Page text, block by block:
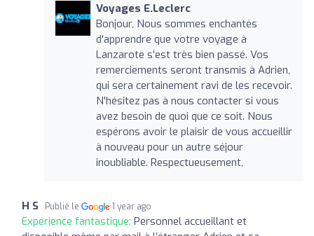
Voyages E.Leclerc
Bonjour, Nous sommes enchantés
d'apprendre que votre voyage à
Lanzarote s'est très bien passé. Vos
remerciements seront transmis à Adrien,
qui sera certainement ravi de les recevoir.
N'hésitez pas à nous contacter si vous
avez besoin de quoi que ce soit. Nous
espérons avoir le plaisir de vous accueillir
à nouveau pour un autre séjour
inoubliable. Respectueusement,
H S Publié le 1 year ago
Expérience fantastique: Personnel accueillant et